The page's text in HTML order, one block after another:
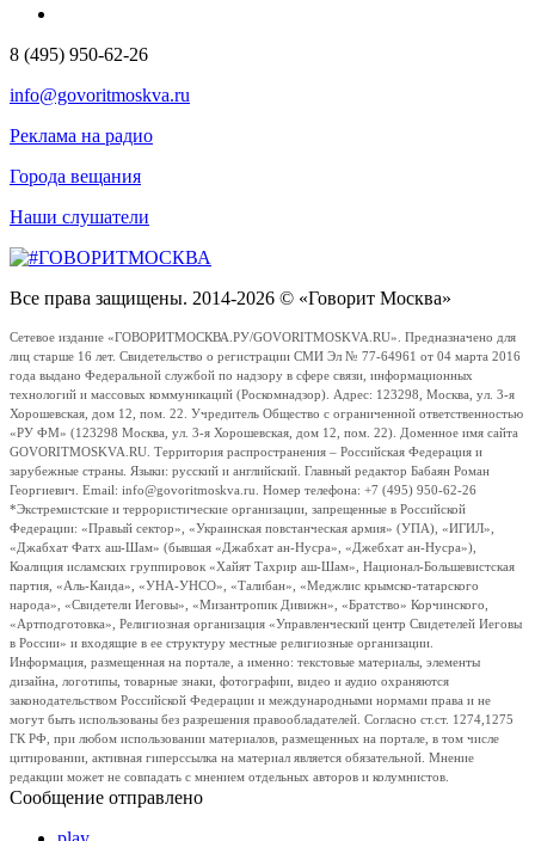
8 (495) 950-62-26
info@govoritmoskva.ru
Реклама на радио
Города вещания
Наши слушатели
Все права защищены. 2014-2026 © «Говорит Москва»
Сетевое издание «ГОВОРИТМОСКВА.РУ/GOVORITMOSKVA.RU». Предназначено для
лиц старше 16 лет. Свидетельство о регистрации СМИ Эл № 77-64961 от 04 марта 2016
года выдано Федеральной службой по надзору в сфере связи, информационных
технологий и массовых коммуникаций (Роскомнадзор). Адрес: 123298, Москва, ул. 3-я
Хорошевская, дом 12, пом. 22. Учредитель Общество с ограниченной ответственностью
«РУ ФМ» (123298 Москва, ул. 3-я Хорошевская, дом 12, пом. 22). Доменное имя сайта
GOVORITMOSKVA.RU. Территория распространения – Российская Федерация и
зарубежные страны. Языки: русский и английский. Главный редактор Бабаян Роман
Георгиевич. Email: info@govoritmoskva.ru. Номер телефона: +7 (495) 950-62-26
*Экстремистские и террористические организации, запрещенные в Российской
Федерации: «Правый сектор», «Украинская повстанческая армия» (УПА), «ИГИЛ»,
«Джабхат Фатх аш-Шам» (бывшая «Джабхат ан-Нусра», «Джебхат ан-Нусра»),
Коалиция исламских группировок «Хайят Тахрир аш-Шам», Национал-Большевистская
партия, «Аль-Каида», «УНА-УНСО», «Талибан», «Меджлис крымско-татарского
народа», «Свидетели Иеговы», «Мизантропик Дивижн», «Братство» Корчинского,
«Артподготовка», Религиозная организация «Управленческий центр Свидетелей Иеговы
в России» и входящие в ее структуру местные религиозные организации.
Информация, размещенная на портале, а именно: текстовые материалы, элементы
дизайна, логотипы, товарные знаки, фотографии, видео и аудио охраняются
законодательством Российской Федерации и международными нормами права и не
могут быть использованы без разрешения правообладателей. Согласно ст.ст. 1274,1275
ГК РФ, при любом использовании материалов, размещенных на портале, в том числе
цитировании, активная гиперссылка на материал является обязательной. Мнение
редакции может не совпадать с мнением отдельных авторов и колумнистов.
Сообщение отправлено